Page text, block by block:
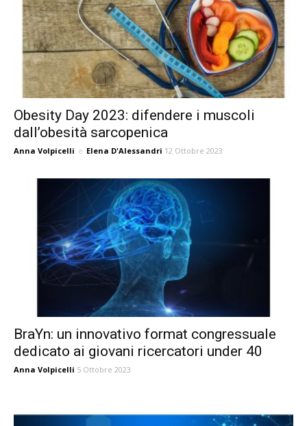
Obesity Day 2023: difendere i muscoli
dall’obesità sarcopenica
Anna Volpicelli e Elena D'Alessandri 12 Ottobre 2023
BraYn: un innovativo format congressuale
dedicato ai giovani ricercatori under 40
Anna Volpicelli 5 Ottobre 2023